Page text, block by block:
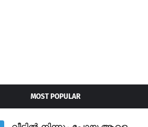
MOST POPULAR